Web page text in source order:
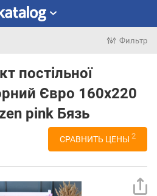
Фильтр
постільної
Євро 160x220
pink Бязь
СРАВНИТЬ ЦЕНЫ 2